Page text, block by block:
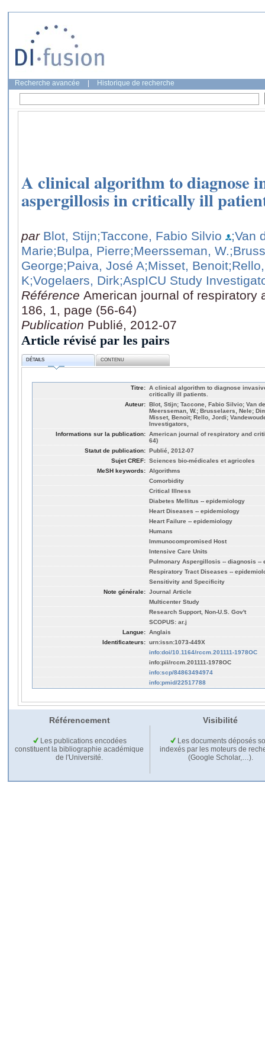
Recherche avancée Historique de recherche
A clinical algorithm to diagnose
aspergillosis in critically ill
par Blot, Stijn;Taccone, Fabio Silvio
;Van
Marie;Bulpa, Pierre;Meersseman, W.
George;Paiva, José A;Misset, Benoit
K;Vogelaers, Dirk;AspICU Study
Référence American journal of respiratory
186, 1, page (56-64)
Publication Publié, 2012-07
Article révisé par les pairs
DÉTAILS CONTENU
Titre: A clinical algorithm to diagnose
critically ill patients.
Auteur: Blot, Stijn; Taccone, Fabio Silvio; Van
Meersseman, W.; Brusselaers, Nele;
Misset, Benoit; Rello, Jordi;
Investigators,
Informations sur la publication: American journal of respiratory and
64)
Statut de publication: Publié, 2012-07
Sujet CREF: Sciences bio-médicales et agricoles
MeSH keywords: Algorithms
Comorbidity
Critical Illness
Diabetes Mellitus -- epidemiology
Heart Diseases -- epidemiology
Heart Failure -- epidemiology
Humans
Immunocompromised Host
Intensive Care Units
Pulmonary Aspergillosis -- diagnosis --
Respiratory Tract Diseases --
Sensitivity and Specificity
Note générale: Journal Article
Multicenter Study
Research Support, Non-U.S. Gov't
SCOPUS: ar.j
Langue: Anglais
Identificateurs: urn:issn:1073-449X
info:doi/10.1164/rccm.201111-1978OC
info:pii/rccm.201111-1978OC
info:scp/84863494974
info:pmid/22517788
Référencement Visibilité
Les publications encodées
constituent la bibliographie académique
de l'Université.
Les documents déposés
indexés par les moteurs de
(Google Scholar,…).